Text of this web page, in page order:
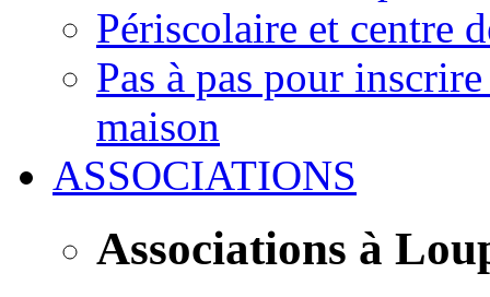
Périscolaire et centre
Pas à pas pour
maison
ASSOCIATIONS
Associations à